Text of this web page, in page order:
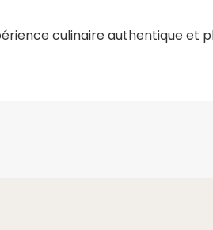
culinaire authentique et